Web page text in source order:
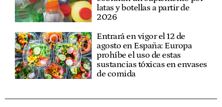
latas y botellas a partir de
2026
Entrará en vigor el 12 de
agosto en España: Europa
prohíbe el uso de estas
sustancias tóxicas en envases
de comida